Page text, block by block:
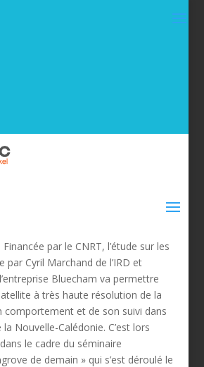
Financée par le CNRT, l’étude sur les
par Cyril Marchand de l’IRD et
Bluecham va permettre
à très haute résolution de la
comportement et de son suivi dans
Nouvelle-Calédonie. C’est lors
le cadre du séminaire
de demain » qui s’est déroulé le